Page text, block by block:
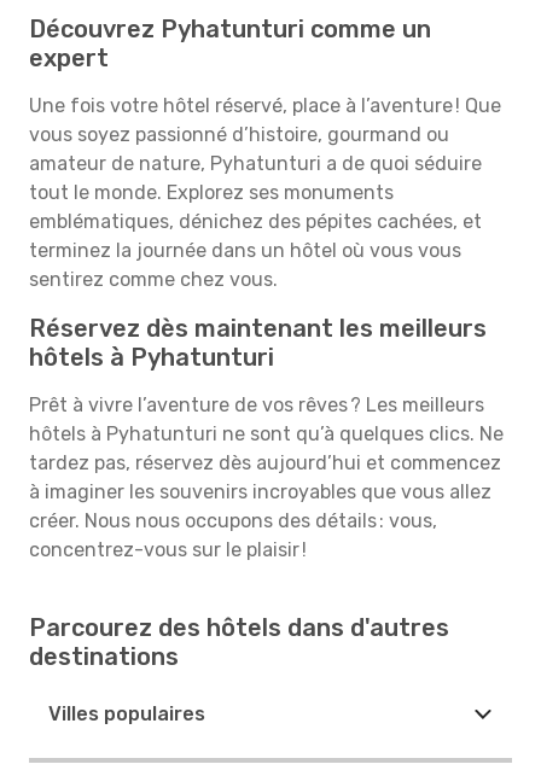
Découvrez Pyhatunturi comme un
expert
Une fois votre hôtel réservé, place à l’aventure ! Que
vous soyez passionné d’histoire, gourmand ou
amateur de nature, Pyhatunturi a de quoi séduire
tout le monde. Explorez ses monuments
emblématiques, dénichez des pépites cachées, et
terminez la journée dans un hôtel où vous vous
sentirez comme chez vous.
Réservez dès maintenant les meilleurs
hôtels à Pyhatunturi
Prêt à vivre l’aventure de vos rêves ? Les meilleurs
hôtels à Pyhatunturi ne sont qu’à quelques clics. Ne
tardez pas, réservez dès aujourd’hui et commencez
à imaginer les souvenirs incroyables que vous allez
créer. Nous nous occupons des détails : vous,
concentrez-vous sur le plaisir !
Parcourez des hôtels dans d'autres
destinations
Villes populaires